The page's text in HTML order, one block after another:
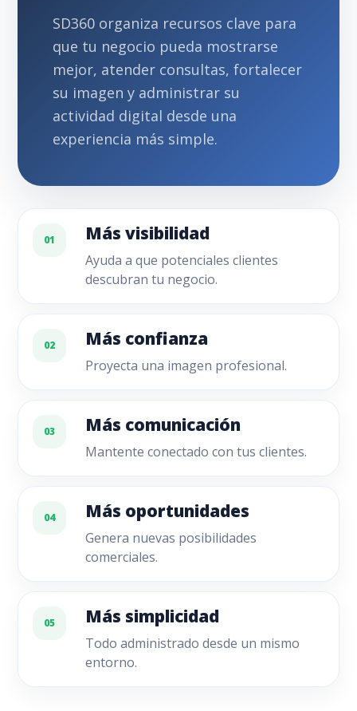
SD360 organiza recursos clave para
que tu negocio pueda mostrarse
mejor, atender consultas, fortalecer
su imagen y administrar su
actividad digital desde una
experiencia más simple.
01 Más visibilidad
Ayuda a que potenciales clientes
descubran tu negocio.
02 Más confianza
Proyecta una imagen profesional.
03 Más comunicación
Mantente conectado con tus clientes.
04 Más oportunidades
Genera nuevas posibilidades
comerciales.
05 Más simplicidad
Todo administrado desde un mismo
entorno.